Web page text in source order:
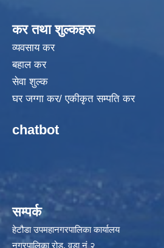
कर तथा शुल्कहरू
व्यवसाय कर
बहाल कर
सेवा शुल्क
घर जग्गा कर/ एकीकृत सम्पति कर
chatbot
सम्पर्क
हेटौडा उपमहानगरपालिका कार्यालय
नगरपालिका रोड, वडा नं २